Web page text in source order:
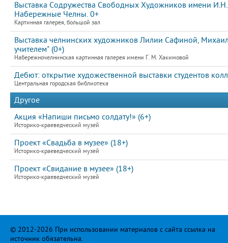
Выставка Содружества Свободных Художников имени
Набережные Челны. 0+
Картинная галерея, большой зал
Выставка челнинских художников Лилии Сафиной,
учителем" (0+)
Набережночелнинская картинная галерея имени Г. М. Хакимовой
Дебют: открытие художественной выставки студентов
Центральная городская библиотека
Другое
Акция «Напиши письмо солдату!» (6+)
Историко-краеведческий музей
Проект «Свадьба в музее» (18+)
Историко-краеведческий музей
Проект «Свидание в музее» (18+)
Историко-краеведческий музей
© 2012-2026 При использовании материалов с сайта ссылка на
источник обязательна.